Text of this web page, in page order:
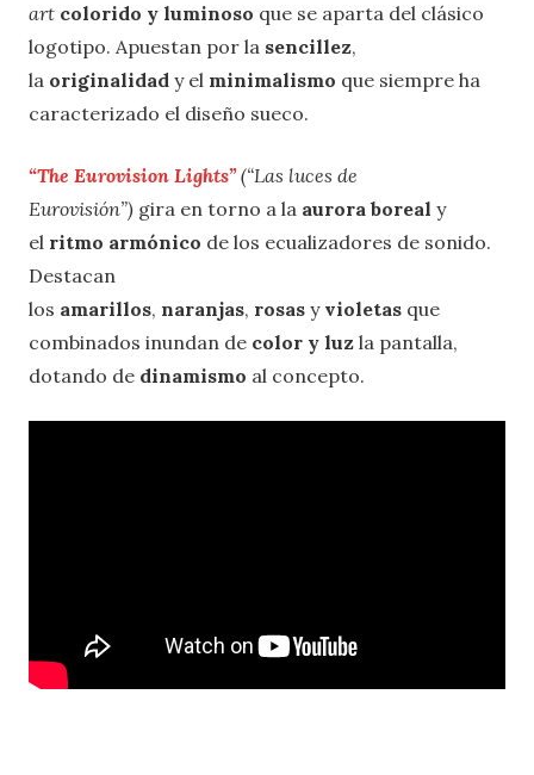
art colorido y luminoso que se aparta del clásico
logotipo. Apuestan por la sencillez,
la originalidad y el minimalismo que siempre ha
caracterizado el diseño sueco.
“The Eurovision Lights” (“Las luces de
Eurovisión”) gira en torno a la aurora boreal y
el ritmo armónico de los ecualizadores de sonido.
Destacan
los amarillos, naranjas, rosas y violetas que
combinados inundan de color y luz la pantalla,
dotando de dinamismo al concepto.